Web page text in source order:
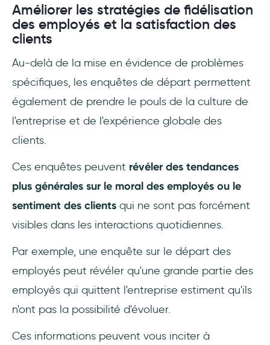
Améliorer les stratégies de fidélisation
des employés et la satisfaction des
clients
Au-delà de la mise en évidence de problèmes
spécifiques, les enquêtes de départ permettent
également de prendre le pouls de la culture de
l'entreprise et de l'expérience globale des
clients.
Ces enquêtes peuvent révéler des tendances
plus générales sur le moral des employés ou le
sentiment des clients qui ne sont pas forcément
visibles dans les interactions quotidiennes.
Par exemple, une enquête sur le départ des
employés peut révéler qu'une grande partie des
employés qui quittent l'entreprise estiment qu'ils
n'ont pas la possibilité d'évoluer.
Ces informations peuvent vous inciter à